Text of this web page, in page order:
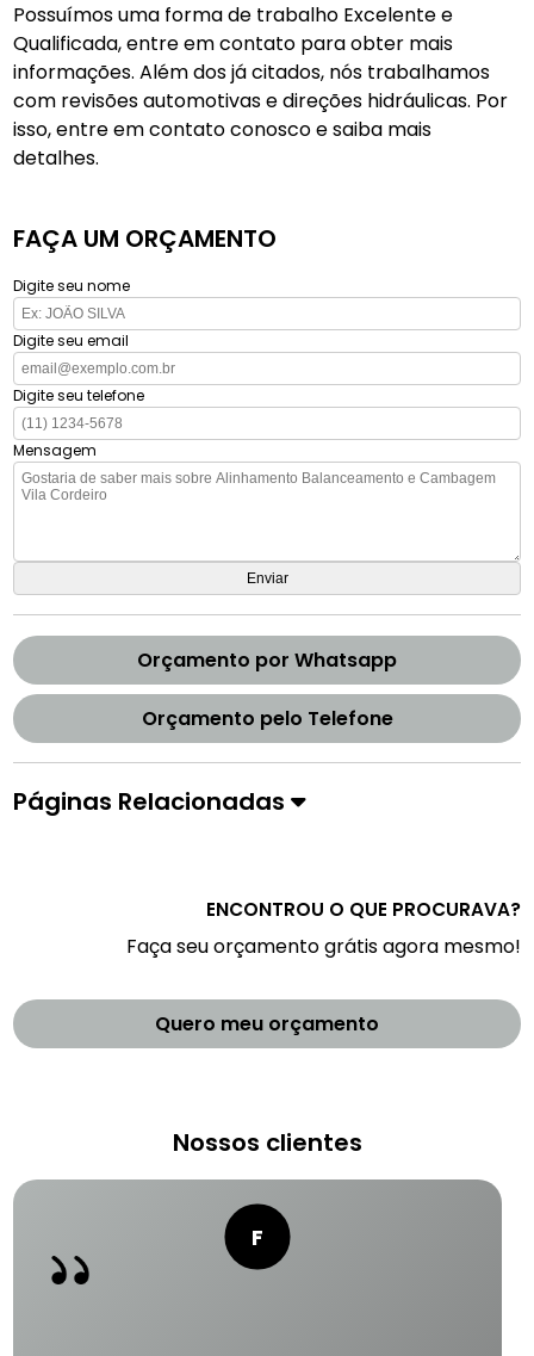
Possuímos uma forma de trabalho Excelente e
Qualificada, entre em contato para obter mais
informações. Além dos já citados, nós trabalhamos
com revisões automotivas e direções hidráulicas. Por
isso, entre em contato conosco e saiba mais
detalhes.
FAÇA UM ORÇAMENTO
Digite seu nome
Digite seu email
Digite seu telefone
Mensagem
Orçamento por Whatsapp
Orçamento pelo Telefone
Páginas Relacionadas
ENCONTROU O QUE PROCURAVA?
Faça seu orçamento grátis agora mesmo!
Quero meu orçamento
Nossos clientes